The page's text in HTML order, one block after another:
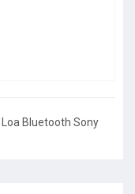
Loa Bluetooth Sony